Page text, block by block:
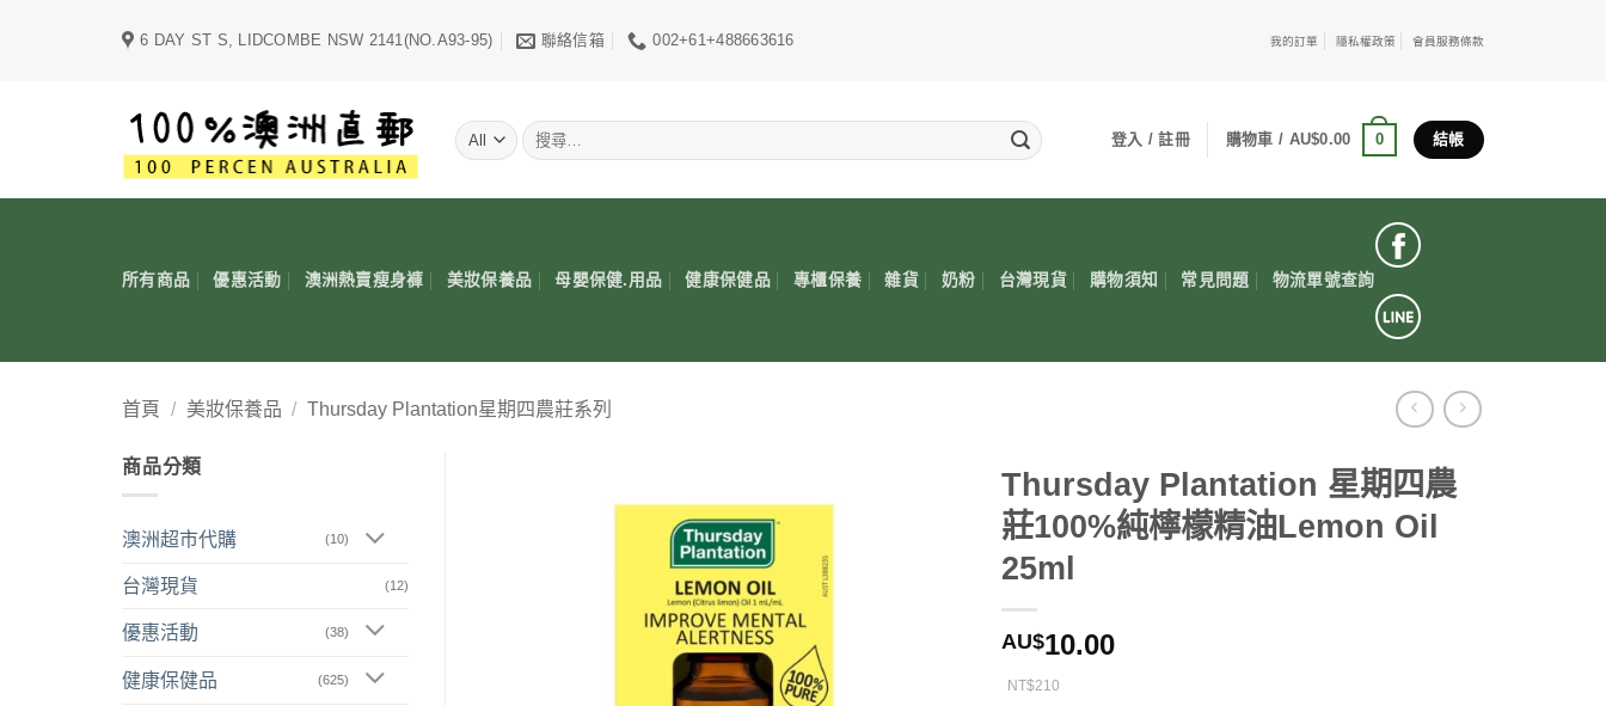
6 DAY ST S, LIDCOMBE NSW 2141(NO.A93-95) 聯絡信箱 002+61+488663616 我的訂單 隱私權政策 會員服務條款
搜
尋
鍵
登入 / 註冊 購物車 / AU$0.00 0 結帳
所有商品 優惠活動 澳洲熱賣瘦身褲 美妝保養品 母嬰保健.用品 健康保健品 專櫃保養 雜貨 奶粉 台灣現貨 購物須知 常見問題 物流單號查詢
首頁 / 美妝保養品 / Thursday Plantation星期四農莊系列
商品分類
澳洲超市代購 (10)
台灣現貨 (12)
優惠活動 (38)
健康保健品 (625)
Thursday Plantation 星期四農
莊100%純檸檬精油Lemon Oil
25ml
AU$10.00
NT$210